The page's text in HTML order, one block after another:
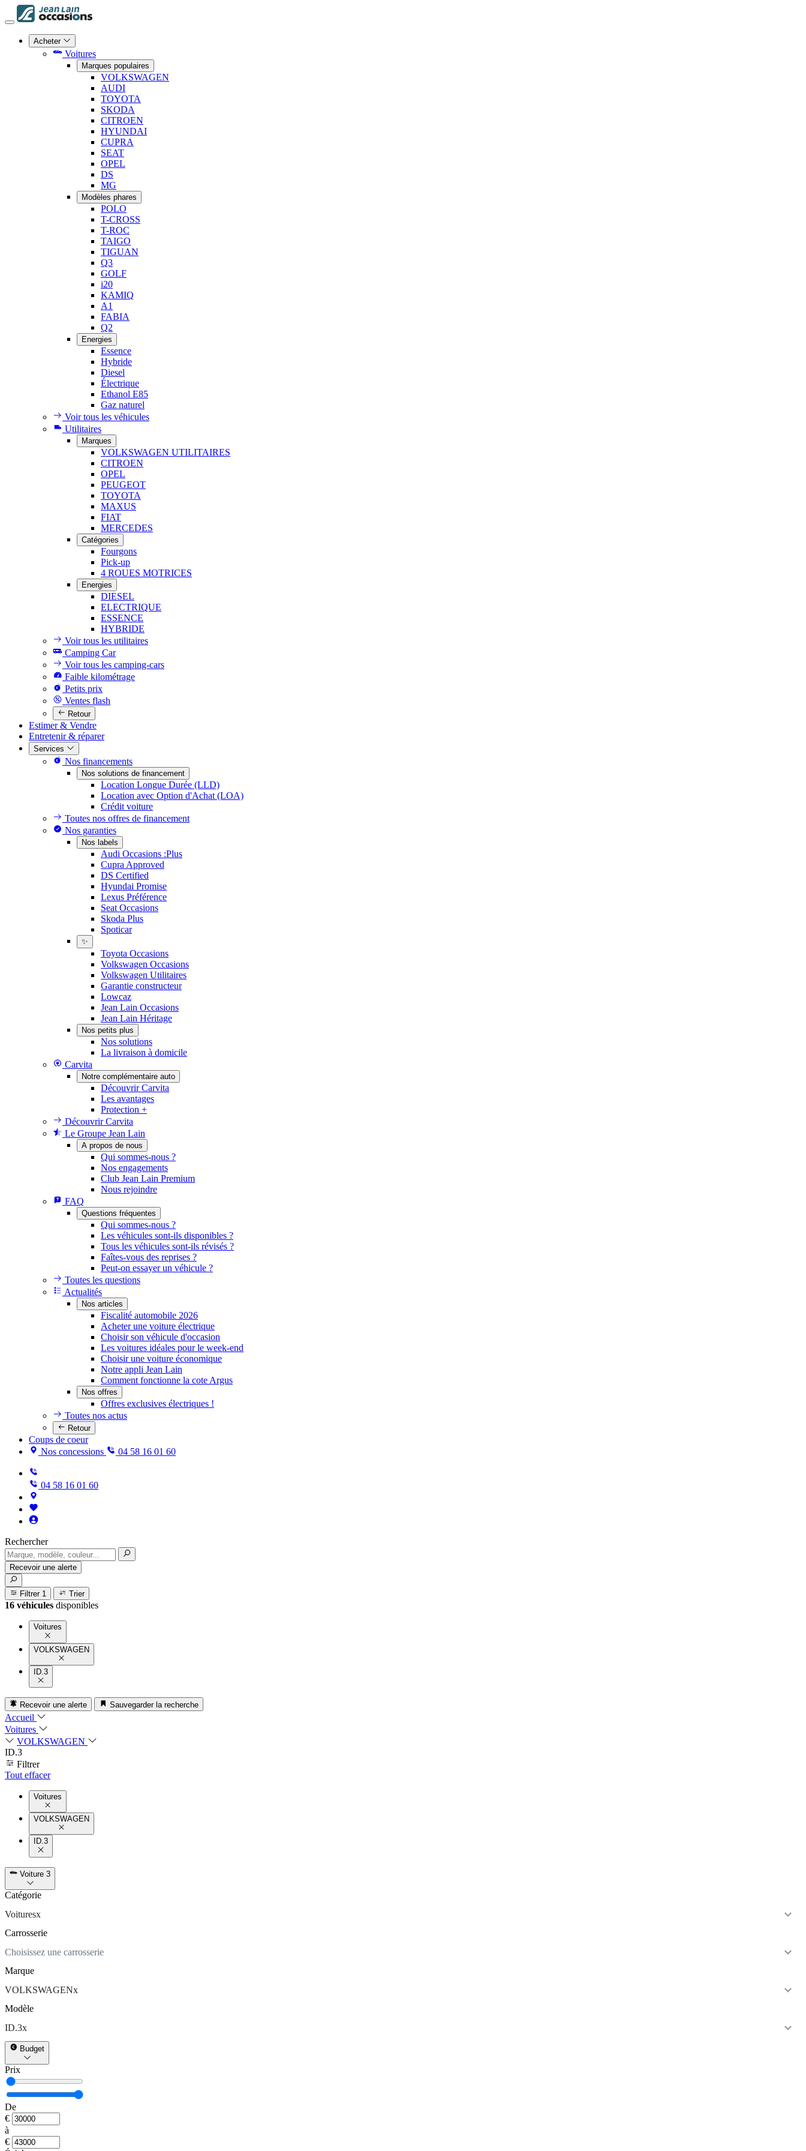
Acheter
Voitures
Marques populaires
VOLKSWAGEN
AUDI
TOYOTA
SKODA
CITROEN
HYUNDAI
CUPRA
SEAT
OPEL
DS
MG
Modèles phares
POLO
T-CROSS
T-ROC
TAIGO
TIGUAN
Q3
GOLF
i20
KAMIQ
A1
FABIA
Q2
Energies
Essence
Hybride
Diesel
Électrique
Ethanol E85
Gaz naturel
Voir tous les véhicules
Utilitaires
Marques
VOLKSWAGEN UTILITAIRES
CITROEN
OPEL
PEUGEOT
TOYOTA
MAXUS
FIAT
MERCEDES
Catégories
Fourgons
Pick-up
4 ROUES MOTRICES
Energies
DIESEL
ELECTRIQUE
ESSENCE
HYBRIDE
Voir tous les utilitaires
Camping Car
Voir tous les camping-cars
Faible kilométrage
Petits prix
Ventes flash
Retour
Estimer & Vendre
Entretenir & réparer
Services
Nos financements
Nos solutions de financement
Location Longue Durée (LLD)
Location avec Option d'Achat (LOA)
Crédit voiture
Toutes nos offres de financement
Nos garanties
Nos labels
Audi Occasions :Plus
Cupra Approved
DS Certified
Hyundai Promise
Lexus Préférence
Seat Occasions
Skoda Plus
Spoticar
✨
Toyota Occasions
Volkswagen Occasions
Volkswagen Utilitaires
Garantie constructeur
Lowcaz
Jean Lain Occasions
Jean Lain Héritage
Nos petits plus
Nos solutions
La livraison à domicile
Carvita
Notre complémentaire auto
Découvrir Carvita
Les avantages
Protection +
Découvrir Carvita
Le Groupe Jean Lain
A propos de nous
Qui sommes-nous ?
Nos engagements
Club Jean Lain Premium
Nous rejoindre
FAQ
Questions fréquentes
Qui sommes-nous ?
Les véhicules sont-ils disponibles ?
Tous les véhicules sont-ils révisés ?
Faîtes-vous des reprises ?
Peut-on essayer un véhicule ?
Toutes les questions
Actualités
Nos articles
Fiscalité automobile 2026
Acheter une voiture électrique
Choisir son véhicule d'occasion
Les voitures idéales pour le week-end
Choisir une voiture économique
Notre appli Jean Lain
Comment fonctionne la cote Argus
Nos offres
Offres exclusives électriques !
Toutes nos actus
Retour
Coups de coeur
Nos concessions
04 58 16 01 60
04 58 16 01 60
Rechercher
Recevoir une alerte
Filtrer 1 Trier
16 véhicules disponibles
Voitures
VOLKSWAGEN
ID.3
Recevoir une alerte Sauvegarder la recherche
Accueil
Voitures
VOLKSWAGEN
ID.3
Filtrer
Tout effacer
Voitures
VOLKSWAGEN
ID.3
Voiture 3
Catégorie
Voituresx
Carrosserie
Choisissez une carrosserie
Marque
VOLKSWAGENx
Modèle
ID.3x
Budget
Prix
De
€
à
€